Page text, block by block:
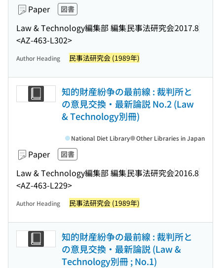
Paper 図書
Law & Technology編集部 編集民事法研究会2017.8
<AZ-463-L302>
Author Heading 民事法研究会 (1989年)
知的財産紛争の最前線 : 裁判所と
の意見交換・最新論説 No.2 (Law
& Technology別冊)
Paper 図書
Law & Technology編集部 編集民事法研究会2016.8
<AZ-463-L229>
National Diet Library Other Libraries in Japan
Author Heading 民事法研究会 (1989年)
知的財産紛争の最前線 : 裁判所と
の意見交換・最新論説 (Law &
Technology別冊 ; No.1)